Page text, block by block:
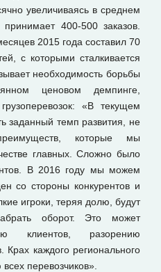
увеличиваясь в среднем
400-500 заказов.
2015 года составил 70
с которыми сталкивается
необходимость борьбы
ценовом демпинге,
«В текущем
заданный темп развития, не
которые мы
главных. Сложно было
В 2016 году мы можем
со стороны конкурентов и
игроки, теряя долю, будут
оборот. Это может
клиентов, разорению
Крах каждого регионального
перевозчиков».